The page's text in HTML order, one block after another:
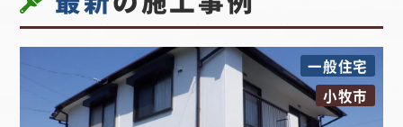
一般住宅
小牧市